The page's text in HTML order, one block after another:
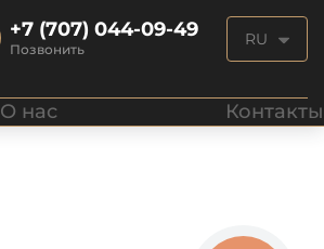
+7 (707) 044-09-49
Позвонить
RU
О нас Контакты